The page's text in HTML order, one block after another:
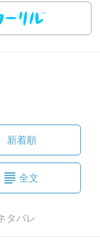
新着順
全文
タバレ